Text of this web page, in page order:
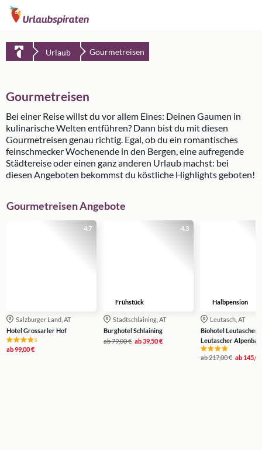
Urlaub Gourmetreisen
Gourmetreisen
Bei einer Reise willst du vor allem Eines: Deinen Gaumen in
kulinarische Welten entführen? Dann bist du mit diesen
Gourmetreisen genau richtig. Egal, ob du ein romantisches
feinschmecker Wochenende in den Bergen, eine aufregende
Städtereise oder einen ganz anderen Urlaub machst: bei
diesen Angeboten bekommst du köstliche Highlights geboten!
Gourmetreisen Angebote
4.7
Salzburger Land, AT
Hotel Grossarler Hof
s
ab99,00 €
4.3
Frühstück
Stadtschlaining, AT
Burghotel Schlaining
ab79,00 € ab39,50 €
Halbpension
Leutasch, AT
Biohotel
Leutascher Alpenbad
ab217,00 € ab